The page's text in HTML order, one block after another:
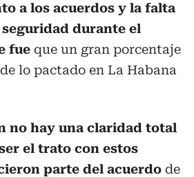
a los acuerdos y la falta
durante el
fue que un gran porcentaje
lo pactado en La Habana
no hay una claridad total
el trato con estos
parte del acuerdo de